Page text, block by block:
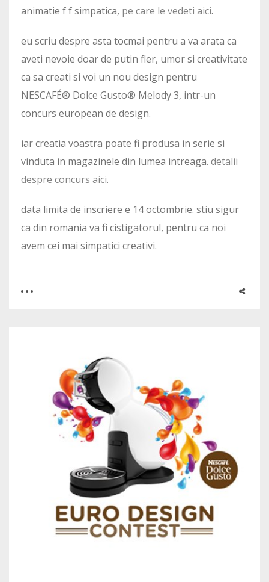
animatie f f simpatica, pe care le vedeti aici.
eu scriu despre asta tocmai pentru a va arata ca
aveti nevoie doar de putin fler, umor si creativitate
ca sa creati si voi un nou design pentru
NESCAFÉ® Dolce Gusto® Melody 3, intr-un
concurs european de design.
iar creatia voastra poate fi produsa in serie si
vinduta in magazinele din lumea intreaga. detalii
despre concurs aici.
data limita de inscriere e 14 octombrie. stiu sigur
ca din romania va fi cistigatorul, pentru ca noi
avem cei mai simpatici creativi.